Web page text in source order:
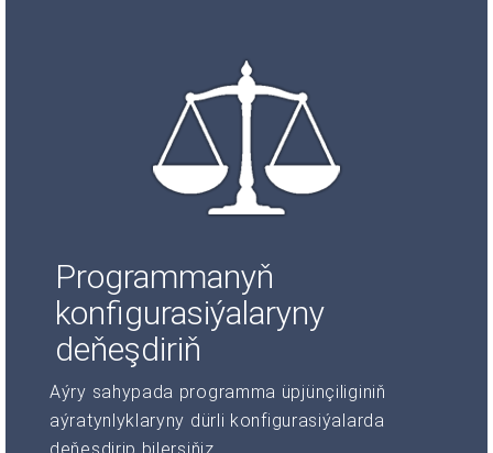
Programmanyň
konfigurasiýalaryny
deňeşdiriň
Aýry sahypada programma üpjünçiliginiň
aýratynlyklaryny dürli konfigurasiýalarda